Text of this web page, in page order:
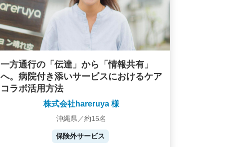
一方通行の「伝達」から「情報共有」
へ。病院付き添いサービスにおけるケア
コラボ活用方法
株式会社hareruya 様
沖縄県／約15名
保険外サービス